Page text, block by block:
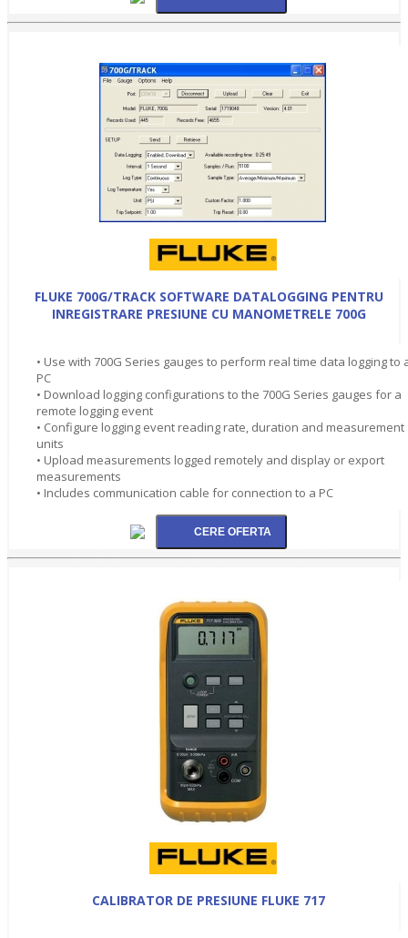
FLUKE 700G/TRACK SOFTWARE DATALOGGING PENTRU
INREGISTRARE PRESIUNE CU MANOMETRELE 700G
• Use with 700G Series gauges to perform real time data logging to
PC
• Download logging configurations to the 700G Series gauges for a
remote logging event
• Configure logging event reading rate, duration and measurement
units
• Upload measurements logged remotely and display or export
measurements
• Includes communication cable for connection to a PC
CALIBRATOR DE PRESIUNE FLUKE 717